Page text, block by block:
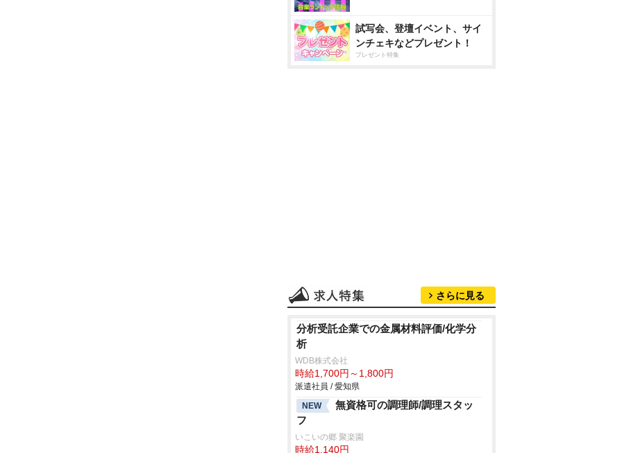
試写会、登壇イベント、サイ
ンチェキなどプレゼント！
プレゼント特集
さらに見る
分析受託企業での金属材料評価/化学分
析
WDB株式会社
時給1,700円～1,800円
派遣社員 / 愛知県
NEW
無資格可の調理師/調理スタッ
フ
いこいの郷 聚楽園
時給1,140円